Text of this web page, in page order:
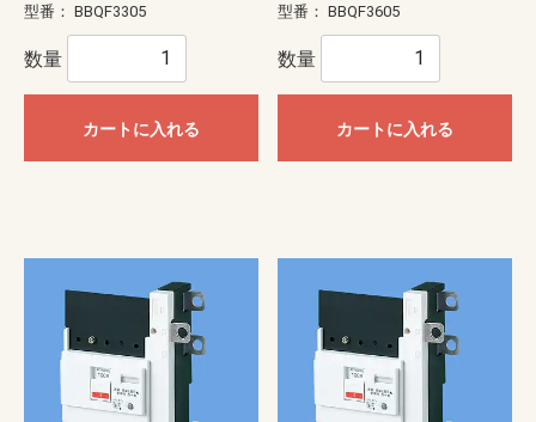
型番： BBQF3305
数量
カートに入れる
型番： BBQF3605
数量
カートに入れる